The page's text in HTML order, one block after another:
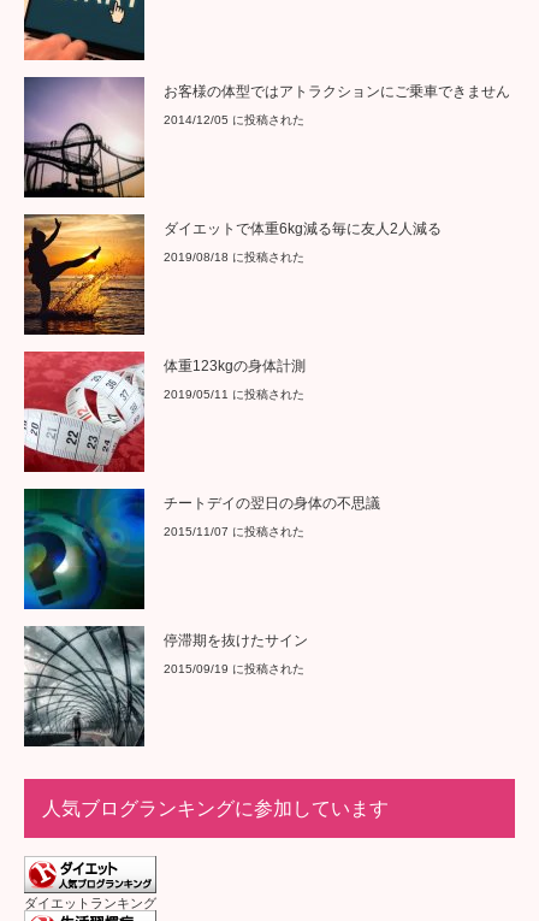
お客様の体型ではアトラクションにご乗車できません
2014/12/05 に投稿された
ダイエットで体重6kg減る毎に友人2人減る
2019/08/18 に投稿された
体重123kgの身体計測
2019/05/11 に投稿された
チートデイの翌日の身体の不思議
2015/11/07 に投稿された
停滞期を抜けたサイン
2015/09/19 に投稿された
人気ブログランキングに参加しています
ダイエットランキング